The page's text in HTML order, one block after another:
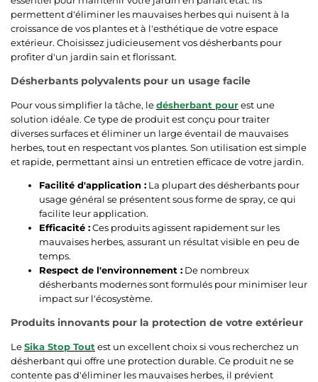
permettent d'éliminer les mauvaises herbes qui nuisent à la
croissance de vos plantes et à l'esthétique de votre espace
extérieur. Choisissez judicieusement vos désherbants pour
profiter d'un jardin sain et florissant.
Désherbants polyvalents pour un usage facile
Pour vous simplifier la tâche, ledésherbant pourest une
solution idéale. Ce type de produit est conçu pour traiter
diverses surfaces et éliminer un large éventail de mauvaises
herbes, tout en respectant vos plantes. Son utilisation est simple
et rapide, permettant ainsi un entretien efficace de votre jardin.
Facilité d'application : La plupart des désherbants pour
usage général se présentent sous forme de spray, ce qui
facilite leur application.
Efficacité :Ces produits agissent rapidement sur les
mauvaises herbes, assurant un résultat visible en peu de
temps.
Respect de l'environnement : De nombreux
désherbants modernes sont formulés pour minimiser leur
impact sur l'écosystème.
Produits innovants pour la protection de votre extérieur
LeSika Stop Tout est un excellent choix si vous recherchez un
désherbant qui offre une protection durable. Ce produit ne se
contente pas d'éliminer les mauvaises herbes, il prévient